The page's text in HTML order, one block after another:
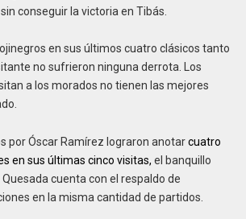
conseguir la victoria en Tibás.
en sus últimos cuatro clásicos tanto
no sufrieron ninguna derrota. Los
a los morados no tienen las mejores
por Óscar Ramírez lograron anotarcuatro
en sus últimas cinco visitas, el banquillo
cuenta con el respaldo de
en la misma cantidad de partidos.